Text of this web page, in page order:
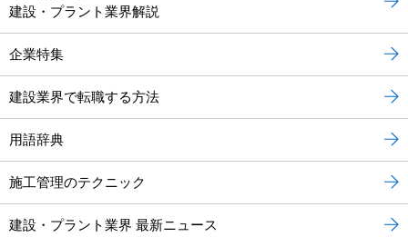
建設・プラント業界解説
企業特集
建設業界で転職する方法
用語辞典
施工管理のテクニック
建設・プラント業界 最新ニュース